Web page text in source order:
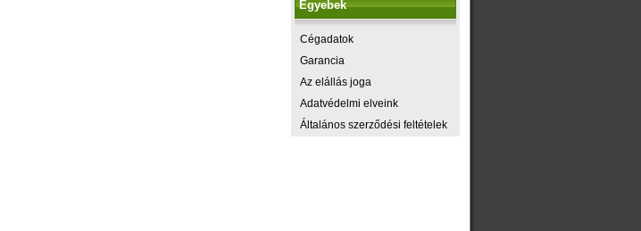
Egyebek
Cégadatok
Garancia
Az elállás joga
Adatvédelmi elveink
Általános szerződési feltételek